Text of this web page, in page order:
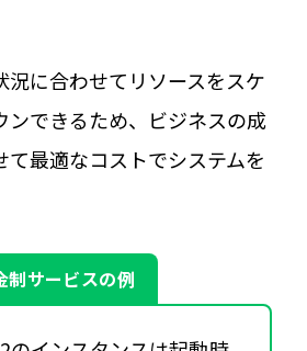
況に合わせてリソースをスケ
ンできるため、ビジネスの成
最適なコストでシステムを
制サービスの例